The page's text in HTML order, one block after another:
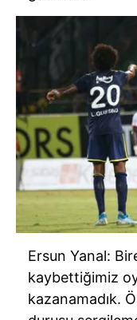
Ersun Yanal:
kaybettiğimiz
kazanamadık.